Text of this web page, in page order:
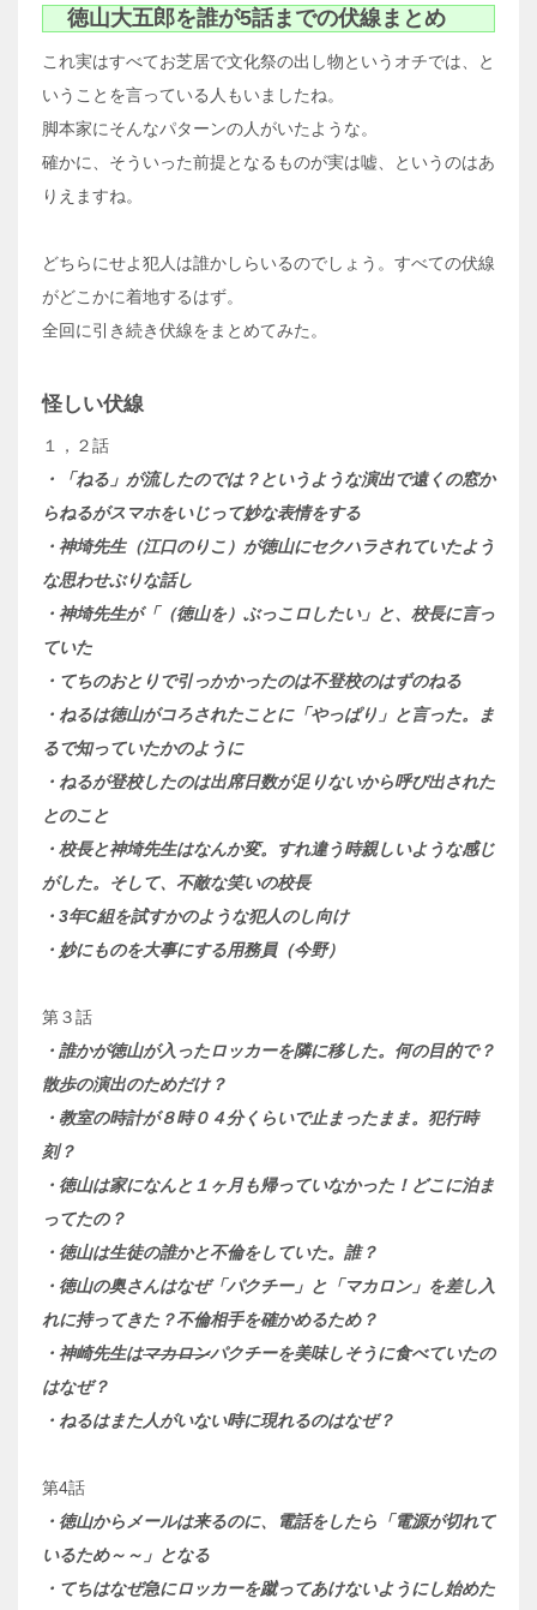
徳山大五郎を誰が5話までの伏線まとめ
これ実はすべてお芝居で文化祭の出し物というオチでは、と
いうことを言っている人もいましたね。
脚本家にそんなパターンの人がいたような。
確かに、そういった前提となるものが実は嘘、というのはあ
りえますね。
どちらにせよ犯人は誰かしらいるのでしょう。すべての伏線
がどこかに着地するはず。
全回に引き続き伏線をまとめてみた。
怪しい伏線
１，２話
・「ねる」が流したのでは？というような演出で遠くの窓か
らねるがスマホをいじって妙な表情をする
・神埼先生（江口のりこ）が徳山にセクハラされていたよう
な思わせぶりな話し
・神埼先生が「（徳山を）ぶっこロしたい」と、校長に言っ
ていた
・てちのおとりで引っかかったのは不登校のはずのねる
・ねるは徳山がコろされたことに「やっぱり」と言った。ま
るで知っていたかのように
・ねるが登校したのは出席日数が足りないから呼び出された
とのこと
・校長と神埼先生はなんか変。すれ違う時親しいような感じ
がした。そして、不敵な笑いの校長
・3年C組を試すかのような犯人のし向け
・妙にものを大事にする用務員（今野）
第３話
・誰かが徳山が入ったロッカーを隣に移した。何の目的で？
散歩の演出のためだけ？
・教室の時計が８時０４分くらいで止まったまま。犯行時
刻？
・徳山は家になんと１ヶ月も帰っていなかった！どこに泊ま
ってたの？
・徳山は生徒の誰かと不倫をしていた。誰？
・徳山の奥さんはなぜ「パクチー」と「マカロン」を差し入
れに持ってきた？不倫相手を確かめるため？
・神崎先生はマカロンパクチーを美味しそうに食べていたの
はなぜ？
・ねるはまた人がいない時に現れるのはなぜ？
第4話
・徳山からメールは来るのに、電話をしたら「電源が切れて
いるため～～」となる
・てちはなぜ急にロッカーを蹴ってあけないようにし始めた